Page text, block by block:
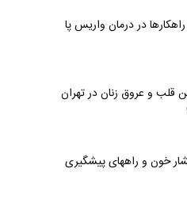
در درمان واریس پا
قلب و عروق زنان در تهران
خون و راههای پیشگیری